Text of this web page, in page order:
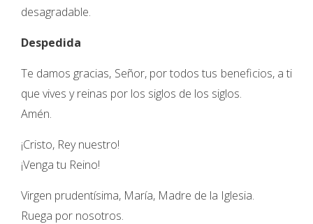
desagradable.
Despedida
Te damos gracias, Señor, por todos tus beneficios, a ti
que vives y reinas por los siglos de los siglos.
Amén.
¡Cristo, Rey nuestro!
¡Venga tu Reino!
Virgen prudentísima, María, Madre de la Iglesia.
Ruega por nosotros.